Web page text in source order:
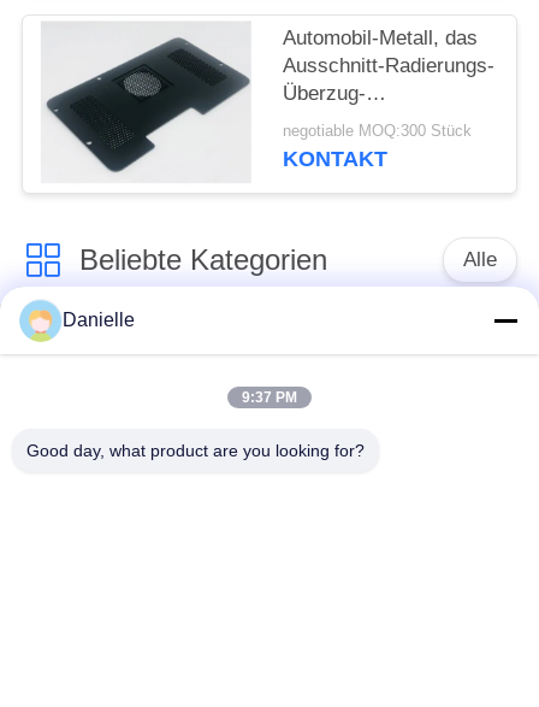
Automobil-Metall, das
Ausschnitt-Radierungs-
Überzug-
Aluminiumstahlblech-
Einschließung der
negotiable MOQ:300 Stück
KONTAKT
Beliebte Kategorien Alle
Aluminium
Aluminiumcnc-
Danielle
9:37 PM
Good day, what product are you looking for?